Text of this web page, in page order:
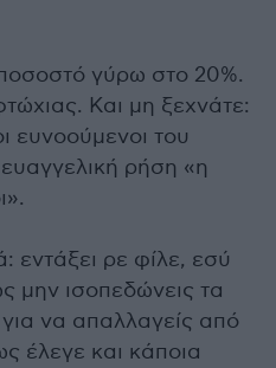
γύρω στο 20%.
Και μη ξεχνάτε:
ευνοούμενοι του
ρήση «η
εντάξει ρε φίλε, εσύ
μην ισοπεδώνεις τα
να απαλλαγείς από
έλεγε και κάποια